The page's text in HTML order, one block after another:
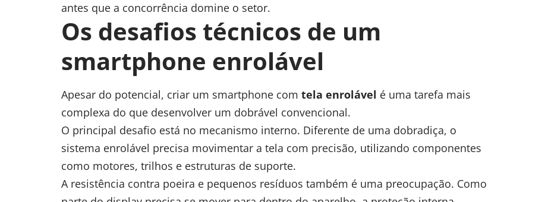
antes que a concorrência domine o setor.
Os desafios técnicos de um
smartphone enrolável
Apesar do potencial, criar um smartphone com tela enrolável é uma tarefa mais
complexa do que desenvolver um dobrável convencional.
O principal desafio está no mecanismo interno. Diferente de uma dobradiça, o
sistema enrolável precisa movimentar a tela com precisão, utilizando componentes
como motores, trilhos e estruturas de suporte.
A resistência contra poeira e pequenos resíduos também é uma preocupação. Como